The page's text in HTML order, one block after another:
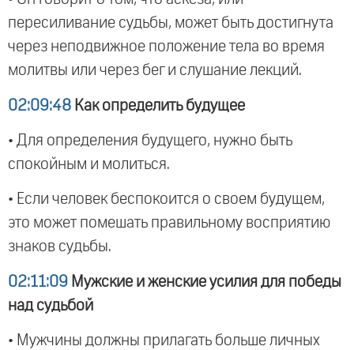
пересиливание судьбы, может быть достигнута
через неподвижное положение тела во время
молитвы или через бег и слушание лекций.
02:09:48 Как определить будущее
• Для определения будущего, нужно быть
спокойным и молиться.
• Если человек беспокоится о своем будущем,
это может помешать правильному восприятию
знаков судьбы.
02:11:09 Мужские и женские усилия для победы
над судьбой
• Мужчины должны прилагать больше личных